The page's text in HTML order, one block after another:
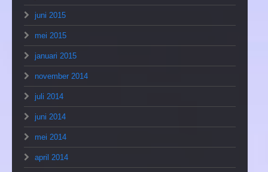
juni 2015
mei 2015
januari 2015
november 2014
juli 2014
juni 2014
mei 2014
april 2014